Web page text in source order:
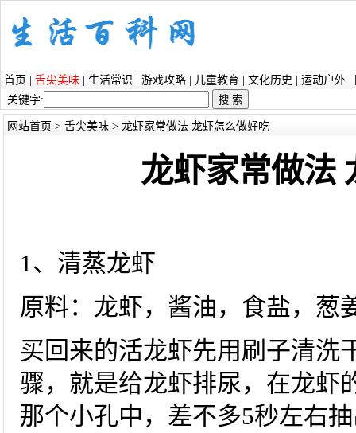
首页 舌尖美味 生活常识 游戏攻略 儿童教育 文化历史 运动户外
关键字:
网站首页 > 舌尖美味> 龙虾家常做法 龙虾怎么做好吃
龙虾家常做法
1、清蒸龙虾
原料：龙虾，酱油，食盐，葱
买回来的活龙虾先用刷子清洗
骤，就是给龙虾排尿，在龙虾
那个小孔中，差不多5秒左右